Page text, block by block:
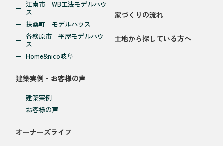
江南市 WB工法モデルハウ
ス
扶桑町 モデルハウス
各務原市 平屋モデルハウ
ス
Home&nico岐阜
建築実例・お客様の声
建築実例
お客様の声
オーナーズライフ
家づくりの流れ
土地から探している方へ